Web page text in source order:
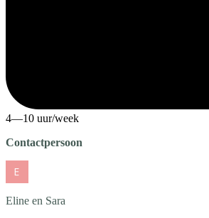
4—10 uur/week
Contactpersoon
Eline en Sara